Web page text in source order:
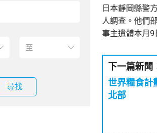
尋找
日本靜岡縣警
人調查。他們
事主遺體本月9
下一篇新聞
世界糧食計
北部